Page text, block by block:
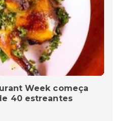
Week começa
40 estreantes